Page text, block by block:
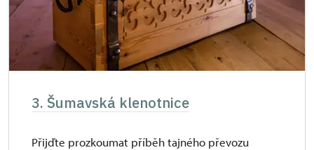
3. Šumavská klenotnice
Přijďte prozkoumat příběh tajného převozu